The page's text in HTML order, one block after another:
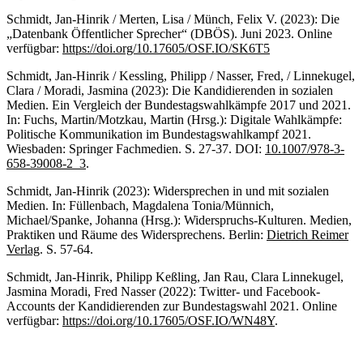
Schmidt, Jan-Hinrik / Merten, Lisa / Münch, Felix V. (2023): Die
„Datenbank Öffentlicher Sprecher“ (DBÖS). Juni 2023. Online
verfügbar: https://doi.org/10.17605/OSF.IO/SK6T5
Schmidt, Jan-Hinrik / Kessling, Philipp / Nasser, Fred, / Linnekugel,
Clara / Moradi, Jasmina (2023): Die Kandidierenden in sozialen
Medien. Ein Vergleich der Bundestagswahlkämpfe 2017 und 2021.
In: Fuchs, Martin/Motzkau, Martin (Hrsg.): Digitale Wahlkämpfe:
Politische Kommunikation im Bundestagswahlkampf 2021.
Wiesbaden: Springer Fachmedien. S. 27-37. DOI: 10.1007/978-3-
658-39008-2_3.
Schmidt, Jan-Hinrik (2023): Widersprechen in und mit sozialen
Medien. In: Füllenbach, Magdalena Tonia/Münnich,
Michael/Spanke, Johanna (Hrsg.): Widerspruchs-Kulturen. Medien,
Praktiken und Räume des Widersprechens. Berlin: Dietrich Reimer
Verlag. S. 57-64.
Schmidt, Jan-Hinrik, Philipp Keßling, Jan Rau, Clara Linnekugel,
Jasmina Moradi, Fred Nasser (2022): Twitter- und Facebook-
Accounts der Kandidierenden zur Bundestagswahl 2021. Online
verfügbar: https://doi.org/10.17605/OSF.IO/WN48Y.